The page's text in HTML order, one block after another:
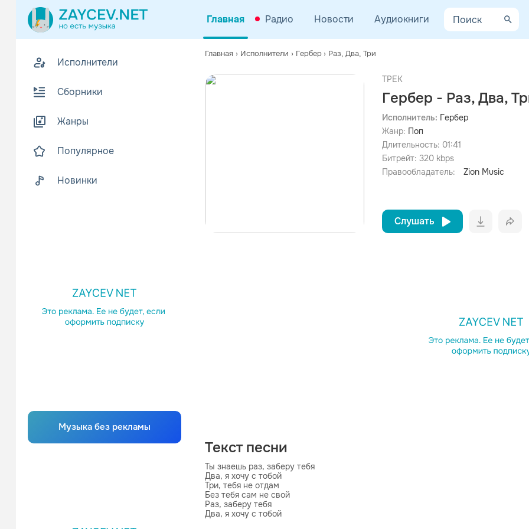
Главная Радио Новости Аудиокниги
Исполнители
Сборники
Жанры
Популярное
Новинки
Музыка без рекламы
Главная › Исполнители › Гербер › Раз, Два, Три
ТРЕК
Гербер - Раз, Два,
Исполнитель: Гербер
Жанр: Поп
Длительность: 01:41
Битрейт: 320 kbps
Правообладатель:
Zion Music
Слушать
просмотра рекламы
оформления подписки.
После просмотра Вы сможете скачать 3 файла без
дополнительной рекламы!
Текст песни
Ты знаешь раз, заберу тебя
Два, я хочу с тобой
Три, тебя не отдам
Без тебя сам не свой
Раз, заберу тебя
Два, я хочу с тобой